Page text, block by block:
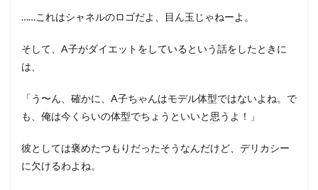
……これはシャネルのロゴだよ、目ん玉じゃねーよ。
そして、A子がダイエットをしているという話をしたときに
は、
「う〜ん、確かに、A子ちゃんはモデル体型ではないよね。で
も、俺は今くらいの体型でちょうといいと思うよ！」
彼としては褒めたつもりだったそうなんだけど、デリカシー
に欠けるわよね。